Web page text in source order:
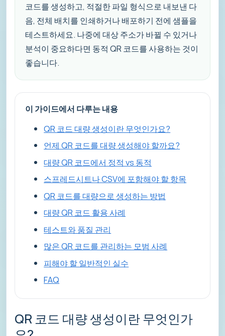
코드를 생성하고, 적절한 파일 형식으로 내보낸 다
음, 전체 배치를 인쇄하거나 배포하기 전에 샘플을
테스트하세요. 나중에 대상 주소가 바뀔 수 있거나
분석이 중요하다면 동적 QR 코드를 사용하는 것이
좋습니다.
이 가이드에서 다루는 내용
QR 코드 대량 생성이란 무엇인가요?
언제 QR 코드를 대량 생성해야 할까요?
대량 QR 코드에서 정적 vs 동적
스프레드시트나 CSV에 포함해야 할 항목
QR 코드를 대량으로 생성하는 방법
대량 QR 코드 활용 사례
테스트와 품질 관리
많은 QR 코드를 관리하는 모범 사례
피해야 할 일반적인 실수
FAQ
QR 코드 대량 생성이란 무엇인가